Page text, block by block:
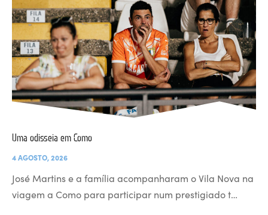
Uma odisseia em Como
4 AGOSTO, 2026
José Martins e a família acompanharam o Vila Nova na
viagem a Como para participar num prestigiado t…